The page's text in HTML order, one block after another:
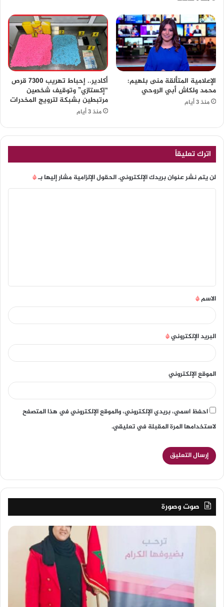
الإعلامية المتألقة منى بلهيم:
محمد ولكاش أبي الروحي
منذ 3 أيام
أكادير.. إحباط تهريب 7300 قرص
“إكستازي” وتوقيف شخصين
مرتبطين بشبكة لترويج المخدرات
منذ 3 أيام
اترك تعليقاً
لن يتم نشر عنوان بريدك الإلكتروني.الحقول الإلزامية مشار إليها بـ*
الاسم*
البريد الإلكتروني*
الموقع الإلكتروني
احفظ اسمي، بريدي الإلكتروني، والموقع الإلكتروني في هذا المتصفح
لاستخدامها المرة المقبلة في تعليقي.
صوت وصورة